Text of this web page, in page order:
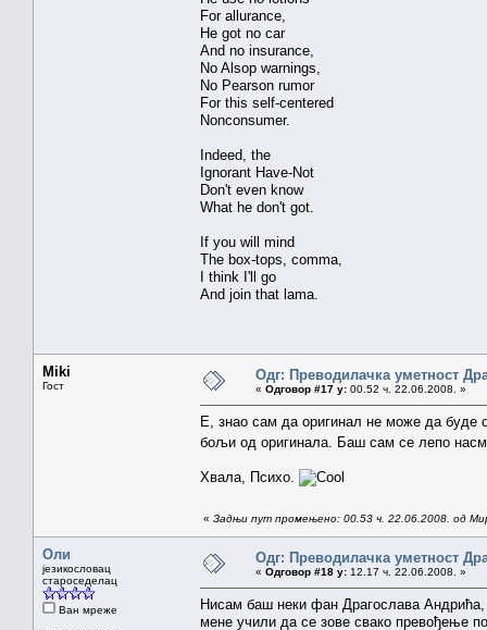
For allurance,
He got no car
And no insurance,
No Alsop warnings,
No Pearson rumor
For this self-centered
Nonconsumer.
Indeed, the
Ignorant Have-Not
Don't even know
What he don't got.
If you will mind
The box-tops, comma,
I think I'll go
And join that lama.
Miki
Гост
Одг: Преводилачка уметност
« Одговор #17 у: 00.52 ч. 22.06.2008. »
Е, знао сам да оригинал не може да буде
бољи од оригинала. Баш сам се лепо
Хвала, Психо.
« Задњи пут промењено: 00.53 ч. 22.06.2008. од
Оли
језикословац
староседелац
Ван мреже
Одг: Преводилачка уметност
« Одговор #18 у: 12.17 ч. 22.06.2008. »
Нисам баш неки фан Драгослава Андрића,
мене учили да се зове свако превођење